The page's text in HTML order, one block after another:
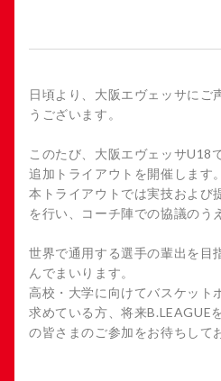
日頃より、大阪エヴェッサにご
うございます。
このたび、大阪エヴェッサU18
追加トライアウトを開催します。
本トライアウトでは実技および
を行い、コーチ陣での協議のう
世界で通用する選手の輩出を目
んでまいります。
高校・大学に向けてバスケット
求めている方、将来B.LEAGUE
の皆さまのご参加をお待ちして